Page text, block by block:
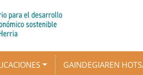
GAINDEGIAREN